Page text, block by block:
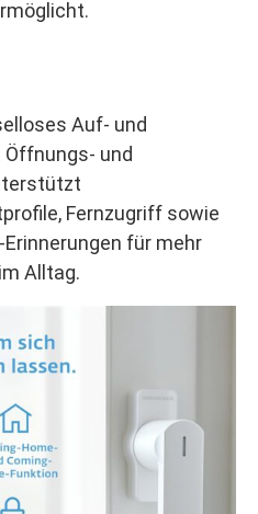
Auf- und
und
Fernzugriff sowie
für mehr
Alltag.